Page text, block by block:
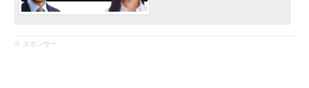
※ スポンサー